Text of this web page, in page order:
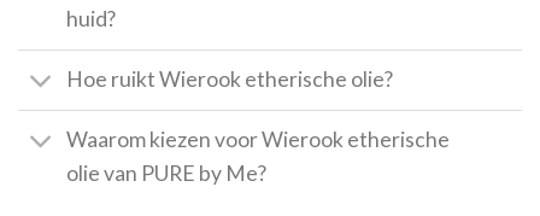
huid?
Hoe ruikt Wierook etherische olie?
Waarom kiezen voor Wierook etherische
olie van PURE by Me?